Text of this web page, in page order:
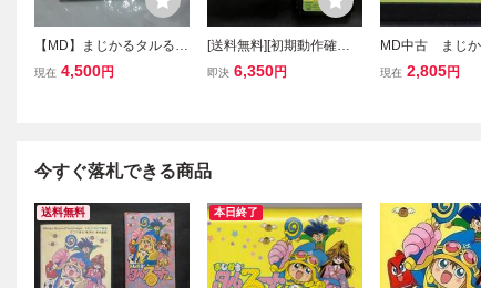
【MD】まじかるタルるー
トくん
現在 4,500円
[送料無料][初期動作確認
済み] まじかるタルるート
即決 6,350円
MD中古 まじか
ートくん 【管
現在 2,805円
今すぐ落札できる商品
送料無料 本日終了